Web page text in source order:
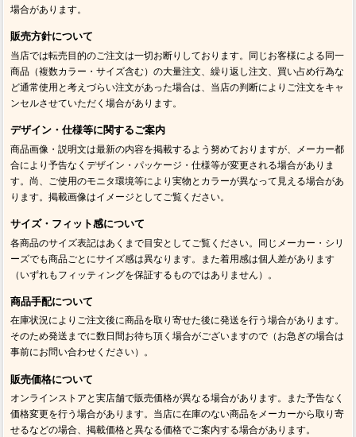
場合があります。
販売方針について
当店では転売目的のご注文は一切お断りしております。同じお客様による同一
商品（複数カラー・サイズ含む）の大量注文、繰り返し注文、買い占め行為な
ど通常使用と考えづらい注文があった場合は、当店の判断によりご注文をキャ
ンセルさせていただく場合があります。
デザイン・仕様等に関するご案内
商品画像・説明文は最新の内容を掲載するよう努めておりますが、メーカー都
合により予告なくデザイン・パッケージ・仕様等が変更される場合がありま
す。尚、ご使用のモニタ環境等により実物とカラーが異なって見える場合があ
ります。掲載画像はイメージとしてご覧ください。
サイズ・フィット感について
各商品のサイズ表記はあくまで目安としてご覧ください。同じメーカー・シリ
ーズでも商品ごとにサイズ感は異なります。また着用感は個人差があります
（いずれもフィッティングを保証するものではありません）。
商品手配について
在庫状況によりご注文後に商品を取り寄せた後に発送を行う場合があります。
そのため発送までに数日間お待ち頂く場合がございますので（お急ぎの場合は
事前にお問い合わせください）。
販売価格について
オンラインストアと実店舗で販売価格が異なる場合があります。また予告なく
価格変更を行う場合があります。当店に在庫のない商品をメーカーから取り寄
せるなどの場合、掲載価格と異なる価格でご案内する場合があります。